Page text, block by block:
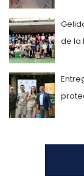
de la